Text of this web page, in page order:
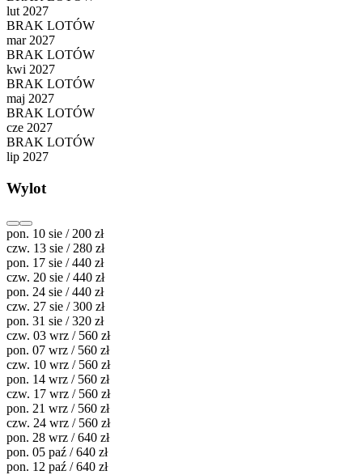
lut 2027
BRAK LOTÓW
mar 2027
BRAK LOTÓW
kwi 2027
BRAK LOTÓW
maj 2027
BRAK LOTÓW
cze 2027
BRAK LOTÓW
lip 2027
Wylot
pon. 10 sie / 200 zł
czw. 13 sie / 280 zł
pon. 17 sie / 440 zł
czw. 20 sie / 440 zł
pon. 24 sie / 440 zł
czw. 27 sie / 300 zł
pon. 31 sie / 320 zł
czw. 03 wrz / 560 zł
pon. 07 wrz / 560 zł
czw. 10 wrz / 560 zł
pon. 14 wrz / 560 zł
czw. 17 wrz / 560 zł
pon. 21 wrz / 560 zł
czw. 24 wrz / 560 zł
pon. 28 wrz / 640 zł
pon. 05 paź / 640 zł
pon. 12 paź / 640 zł